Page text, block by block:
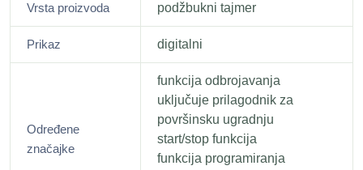
Vrsta proizvoda podžbukni tajmer
Prikaz digitalni
Određene
značajke
funkcija odbrojavanja
uključuje prilagodnik za
površinsku ugradnju
start/stop funkcija
funkcija programiranja